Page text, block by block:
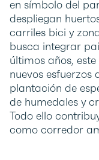
en símbolo del
despliegan
carriles bici y
busca integrar
últimos años,
nuevos
plantación de
de humedales y
Todo ello
como corredor